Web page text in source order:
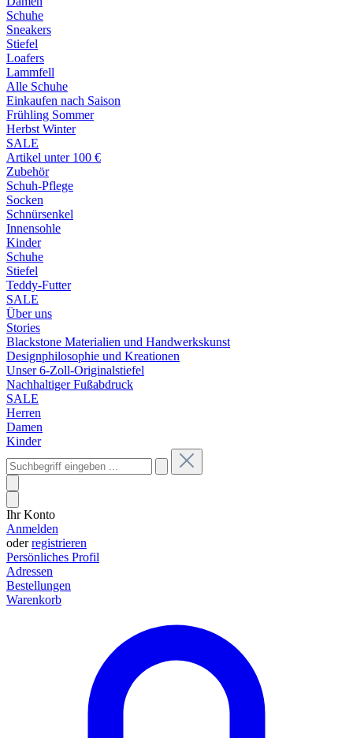
Schuhe
Sneakers
Stiefel
Loafers
Lammfell
Alle Schuhe
Einkaufen nach Saison
Frühling Sommer
Herbst Winter
SALE
Artikel unter 100 €
Zubehör
Schuh-Pflege
Socken
Schnürsenkel
Innensohle
Kinder
Schuhe
Stiefel
Teddy-Futter
SALE
Über uns
Stories
Blackstone Materialien und Handwerkskunst
Designphilosophie und Kreationen
Unser 6-Zoll-Originalstiefel
Nachhaltiger Fußabdruck
SALE
Herren
Damen
Kinder
Ihr Konto
Anmelden
oderregistrieren
Persönliches Profil
Adressen
Bestellungen
Warenkorb